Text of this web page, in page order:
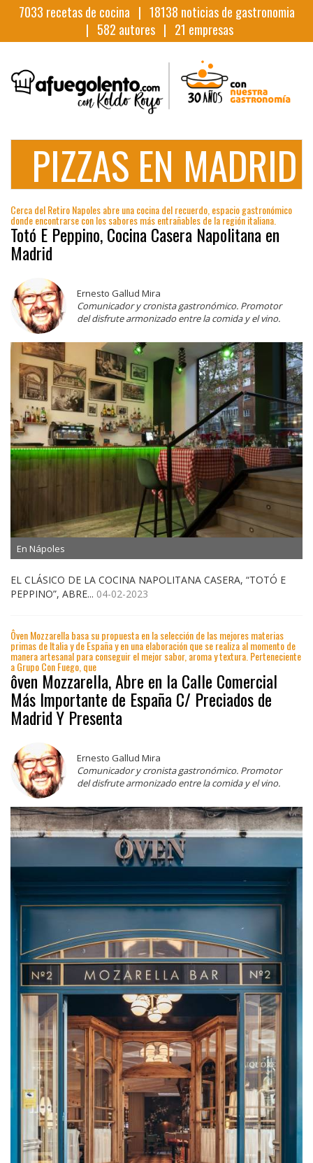
7033 recetas de cocina | 18138 noticias de gastronomia
| 582 autores | 21 empresas
PIZZAS EN MADRID
Cerca del Retiro Napoles abre una cocina del recuerdo, espacio gastronómico
donde encontrarse con los sabores más entrañables de la región italiana.
Totó E Peppino, Cocina Casera Napolitana en
Madrid
Ernesto Gallud Mira
Comunicador y cronista gastronómico. Promotor
del disfrute armonizado entre la comida y el vino.
En Nápoles
EL CLÁSICO DE LA COCINA NAPOLITANA CASERA, “TOTÓ E
PEPPINO”, ABRE... 04-02-2023
Ôven Mozzarella basa su propuesta en la selección de las mejores materias
primas de Italia y de España y en una elaboración que se realiza al momento de
manera artesanal para conseguir el mejor sabor, aroma y textura. Perteneciente
a Grupo Con Fuego, que
ôven Mozzarella, Abre en la Calle Comercial
Más Importante de España C/ Preciados de
Madrid Y Presenta
Ernesto Gallud Mira
Comunicador y cronista gastronómico. Promotor
del disfrute armonizado entre la comida y el vino.